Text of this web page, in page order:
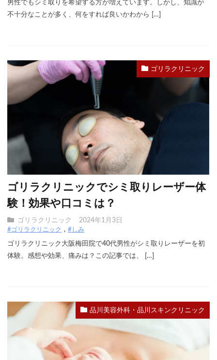
男性でもシミ取りを希望する方が増えています。しかし、知識が
不十分なことが多く、何をすれば良いかわから […]
ゴリラクリニック
ゴリラクリニックでシミ取りレーザー体
験！効果や口コミは？
ゴリラクリニック 2024年1月3日
#ゴリラクリニック #しみ
ゴリラクリニック大阪梅田院で40代男性がシミ取りレーザーを初
体験。感想や効果、痛みは？この記事では、 […]
品川美容外科・品川スキンクリニック